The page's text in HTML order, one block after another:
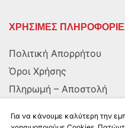
ΧΡΗΣΙΜΕΣ
Πολιτική Απορρήτου
Όροι Χρήσης
Πληρωμή – Αποστολή
Για να κάνουμε καλύτερη την